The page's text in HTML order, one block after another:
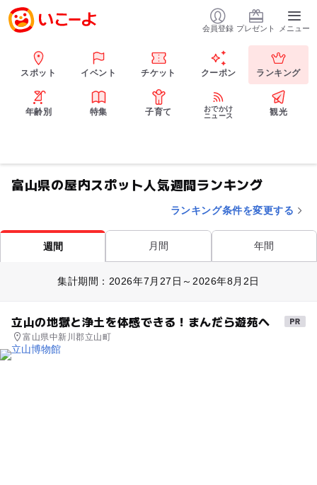
会員登録 プレゼント メニュー
スポット イベント チケット クーポン ランキング
年齢別 特集 子育て
おでかけ
ニュース
観光
富山県の屋内スポット人気週間ランキング
ランキング条件を変更する
週間 月間 年間
集計期間：2026年7月27日～2026年8月2日
立山の地獄と浄土を体感できる！まんだら遊苑へ
富山県中新川郡立山町